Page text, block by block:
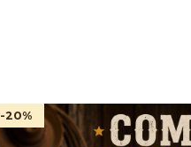
-20%